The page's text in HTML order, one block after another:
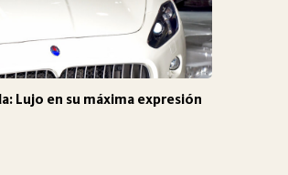
Lujo en su máxima expresión